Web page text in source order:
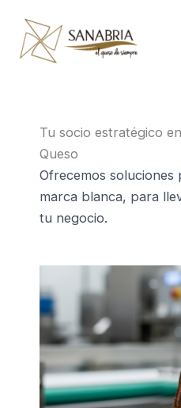
content
Tu socio estratégico
Queso
Ofrecemos soluciones
marca blanca, para
tu negocio.